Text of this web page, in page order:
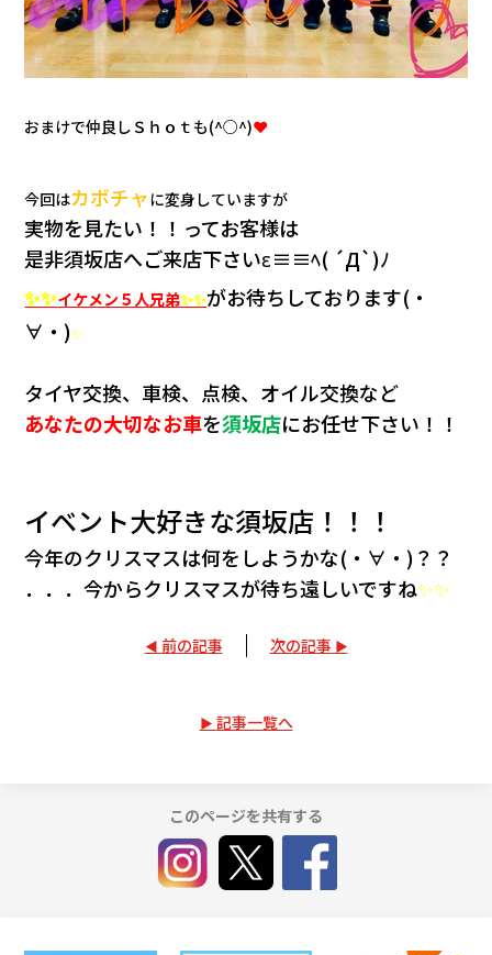
おまけで仲良しＳｈｏｔも(^○^)❤
今回はカボチャに変身していますが
実物を見たい！！ってお客様は
是非須坂店へご来店下さいε≡≡ﾍ( ´Д`)ﾉ
✨✨イケメン５人兄弟✨✨がお待ちしております(・
∀・)✨
タイヤ交換、車検、点検、オイル交換など
あなたの大切なお車を須坂店にお任せ下さい！！
イベント大好きな須坂店！！！
今年のクリスマスは何をしようかな(・∀・)？？
．．．今からクリスマスが待ち遠しいですね✨✨
前の記事 次の記事
記事一覧へ
このページを共有する